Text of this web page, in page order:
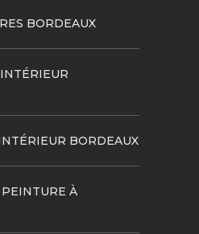
BORDEAUX
BORDEAUX
À